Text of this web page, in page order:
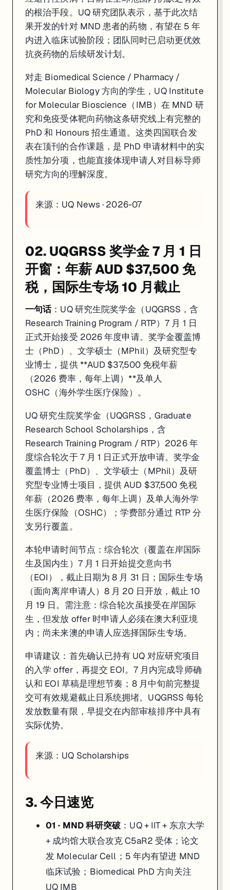
的根治手段。UQ 研究团队表示，基于此次结
果开发的针对 MND 患者的药物，有望在 5 年
内进入临床试验阶段；团队同时已启动更优效
抗炎药物的后续研发计划。
对走 Biomedical Science / Pharmacy /
Molecular Biology 方向的学生，UQ Institute
for Molecular Bioscience（IMB）在 MND 研
究和免疫受体靶向药物这条研究线上有完整的
PhD 和 Honours 招生通道。这类四国联合发
表在顶刊的合作课题，是 PhD 申请材料中的实
质性加分项，也能直接体现申请人对目标导师
研究方向的理解深度。
来源： UQ News · 2026-07
02. UQGRSS 奖学金 7 月 1 日
开窗：年薪 AUD $37,500 免
税，国际生专场 10 月截止
一句话：UQ 研究生院奖学金（UQGRSS，含
Research Training Program / RTP）7 月 1 日
正式开始接受 2026 年度申请。奖学金覆盖博
士（PhD）、文学硕士（MPhil）及研究型专
业博士，提供 **AUD $37,500 免税年薪
（2026 费率，每年上调）**及单人
OSHC（海外学生医疗保险）。
UQ 研究生院奖学金（UQGRSS，Graduate
Research School Scholarships，含
Research Training Program / RTP）2026 年
度综合轮次于 7 月 1 日正式开放申请。奖学金
覆盖博士（PhD）、文学硕士（MPhil）及研
究型专业博士项目，提供 AUD $37,500 免税
年薪（2026 费率，每年上调）及单人海外学
生医疗保险（OSHC）；学费部分通过 RTP 分
支另行覆盖。
本轮申请时间节点：综合轮次（覆盖在岸国际
生及国内生）7 月 1 日开始提交意向书
（EOI），截止日期为 8 月 31 日；国际生专场
（面向离岸申请人）8 月 20 日开放，截止 10
月 19 日。需注意：综合轮次虽接受在岸国际
生，但发放 offer 时申请人必须在澳大利亚境
内；尚未来澳的申请人应选择国际生专场。
申请建议：首先确认已持有 UQ 对应研究项目
的入学 offer，再提交 EOI。7 月内完成导师确
认和 EOI 草稿是理想节奏；8 月中旬前完整提
交可有效规避截止日系统拥堵。UQGRSS 每轮
发放数量有限，早提交在内部审核排序中具有
实际优势。
来源： UQ Scholarships
3. 今日速览
01 · MND 科研突破 ：UQ + IIT + 东京大学
+ 成均馆大联合攻克 C5aR2 受体；论文
发 Molecular Cell；5 年内有望进 MND
临床试验；Biomedical PhD 方向关注
UQ IMB